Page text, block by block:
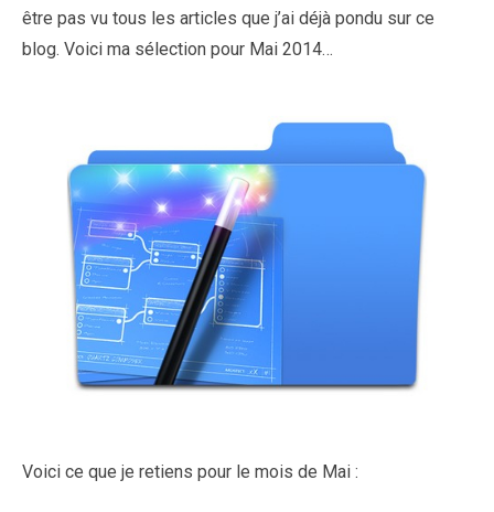
être pas vu tous les articles que j’ai déjà pondu sur ce
blog. Voici ma sélection pour Mai 2014…
Voici ce que je retiens pour le mois de Mai :